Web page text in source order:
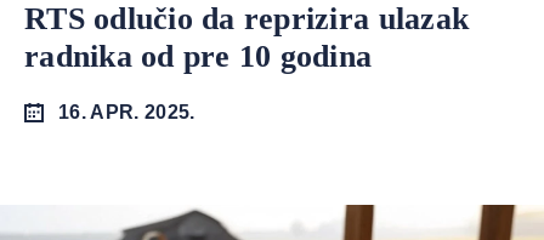
RTS odlučio da reprizira ulazak
radnika od pre 10 godina
16. APR. 2025.